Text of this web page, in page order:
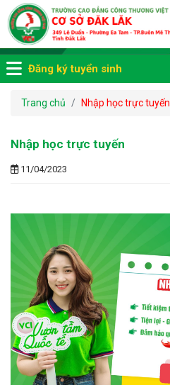
Đăng ký tuyển sinh
Trang chủ Nhập học trực tuyến
Nhập học trực tuyến
11/04/2023